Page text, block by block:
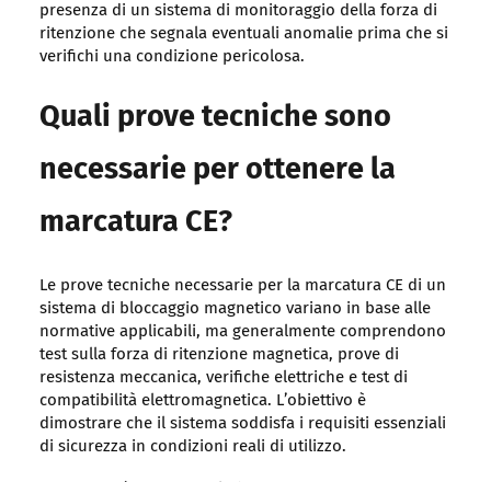
presenza di un sistema di monitoraggio della forza di
ritenzione che segnala eventuali anomalie prima che si
verifichi una condizione pericolosa.
Quali prove tecniche sono
necessarie per ottenere la
marcatura CE?
Le prove tecniche necessarie per la marcatura CE di un
sistema di bloccaggio magnetico variano in base alle
normative applicabili, ma generalmente comprendono
test sulla forza di ritenzione magnetica, prove di
resistenza meccanica, verifiche elettriche e test di
compatibilità elettromagnetica. L’obiettivo è
dimostrare che il sistema soddisfa i requisiti essenziali
di sicurezza in condizioni reali di utilizzo.